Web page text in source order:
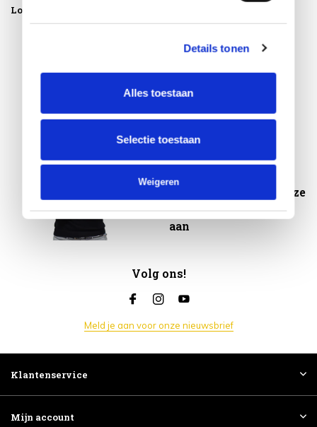
Details tonen
Alles toestaan
Selectie toestaan
Weigeren
Loungestoelen
een 9.6/10
✔Gratis af te halen in
Numansdorp
❤ 99% procent van onze
klanten beveelt ons
aan
Volg ons!
Meld je aan voor onze nieuwsbrief
Klantenservice
Mijn account